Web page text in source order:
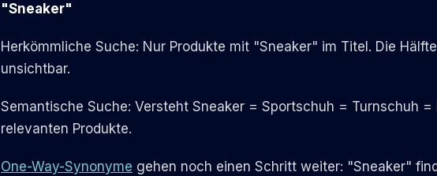
"Sneaker"
Herkömmliche Suche: Nur Produkte mit "Sneaker" im Titel. Die
unsichtbar.
Semantische Suche: Versteht Sneaker = Sportschuh = Turnschuh
relevanten Produkte.
One-Way-Synonyme gehen noch einen Schritt weiter: "Sneaker"